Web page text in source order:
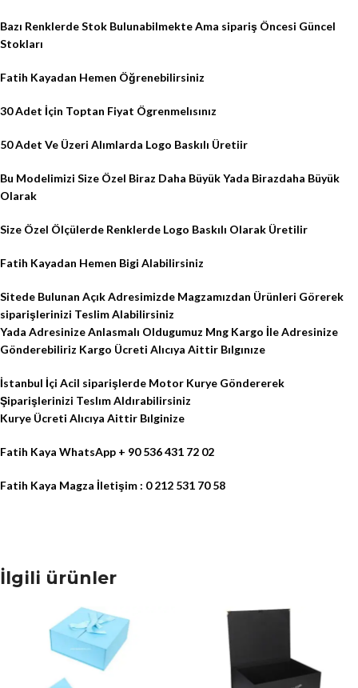
Bazı Renklerde Stok Bulunabilmekte Ama sipariş Öncesi Güncel
Stokları
Fatih Kayadan Hemen Öğrenebilirsiniz
30 Adet İçin Toptan Fiyat Ögrenmelısınız
50 Adet Ve Üzeri Alımlarda Logo Baskılı Üretiir
Bu Modelimizi Size Özel Biraz Daha Büyük Yada Birazdaha Büyük
Olarak
Size Özel Ölçülerde Renklerde Logo Baskılı Olarak Üretilir
Fatih Kayadan Hemen Bigi Alabilirsiniz
Sitede Bulunan Açık Adresimizde Magzamızdan Ürünleri Görerek
siparişlerinizi Teslim Alabilirsiniz
Yada Adresinize Anlasmalı Oldugumuz Mng Kargo İle Adresinize
Gönderebiliriz Kargo Ücreti Alıcıya Aittir Bılgınıze
İstanbul İçi Acil siparişlerde Motor Kurye Göndererek
Şiparişlerinizi Teslım Aldırabilirsiniz
Kurye Ücreti Alıcıya Aittir Bılginize
Fatih Kaya WhatsApp + 90 536 431 72 02
Fatih Kaya Magza İletişim : 0 212 531 70 58
İlgili ürünler